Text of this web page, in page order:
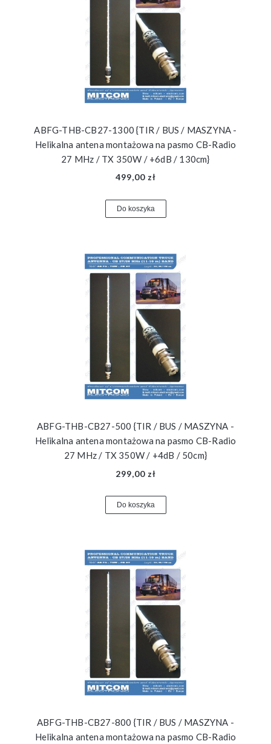
ABFG-THB-CB27-1300 {TIR / BUS / MASZYNA -
Helikalna antena montażowa na pasmo CB-Radio
27 MHz / TX 350W / +6dB / 130cm}
499,00 zł
Do koszyka
ABFG-THB-CB27-500 {TIR / BUS / MASZYNA -
Helikalna antena montażowa na pasmo CB-Radio
27 MHz / TX 350W / +4dB / 50cm}
299,00 zł
Do koszyka
ABFG-THB-CB27-800 {TIR / BUS / MASZYNA -
Helikalna antena montażowa na pasmo CB-Radio